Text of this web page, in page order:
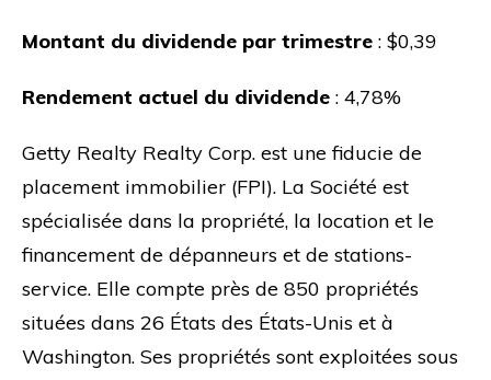
Montant du dividende par trimestre : $0,39
Rendement actuel du dividende : 4,78%
Getty Realty Realty Corp. est une fiducie de
placement immobilier (FPI). La Société est
spécialisée dans la propriété, la location et le
financement de dépanneurs et de stations-
service. Elle compte près de 850 propriétés
situées dans 26 États des États-Unis et à
Washington. Ses propriétés sont exploitées sous